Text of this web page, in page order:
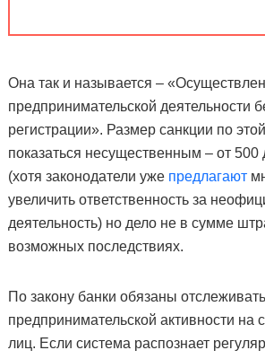
Она так и называется –
предпринимательской деятельности
регистрации». Размер санкции по
показаться несущественным – от 500
(хотя законодатели уже предлагают
увеличить ответственность за
деятельность) но дело не в сумме
возможных последствиях.
По закону банки обязаны
предпринимательской активности на
лиц. Если система распознает